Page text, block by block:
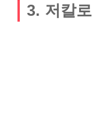
3. 저칼